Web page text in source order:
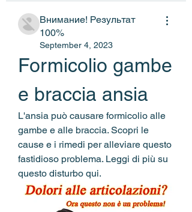
Внимание! Результат
100%
September 4, 2023
Formicolio gambe
e braccia ansia
L'ansia può causare formicolio alle
gambe e alle braccia. Scopri le
cause e i rimedi per alleviare questo
fastidioso problema. Leggi di più su
questo disturbo qui.